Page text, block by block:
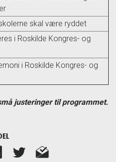
skal være ryddet
i Roskilde Kongres- og
i Roskilde Kongres- og
justeringer til programmet.